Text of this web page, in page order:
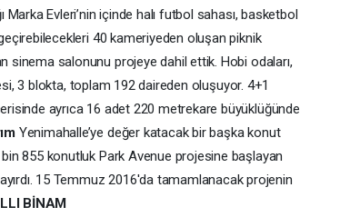
Evleri’nin içinde halı futbol sahası, basketbol
40 kameriyeden oluşan piknik
sinema salonunu projeye dahil ettik. Hobi odaları,
3 blokta, toplam 192 daireden oluşuyor. 4+1
ayrıca 16 adet 220 metrekare büyüklüğünde
Yenimahalle’ye değer katacak bir başka konut
855 konutluk Park Avenue projesine başlayan
15 Temmuz 2016'da tamamlanacak projenin
BİNAM